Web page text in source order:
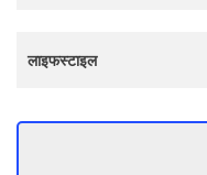
लाइफस्टाइल